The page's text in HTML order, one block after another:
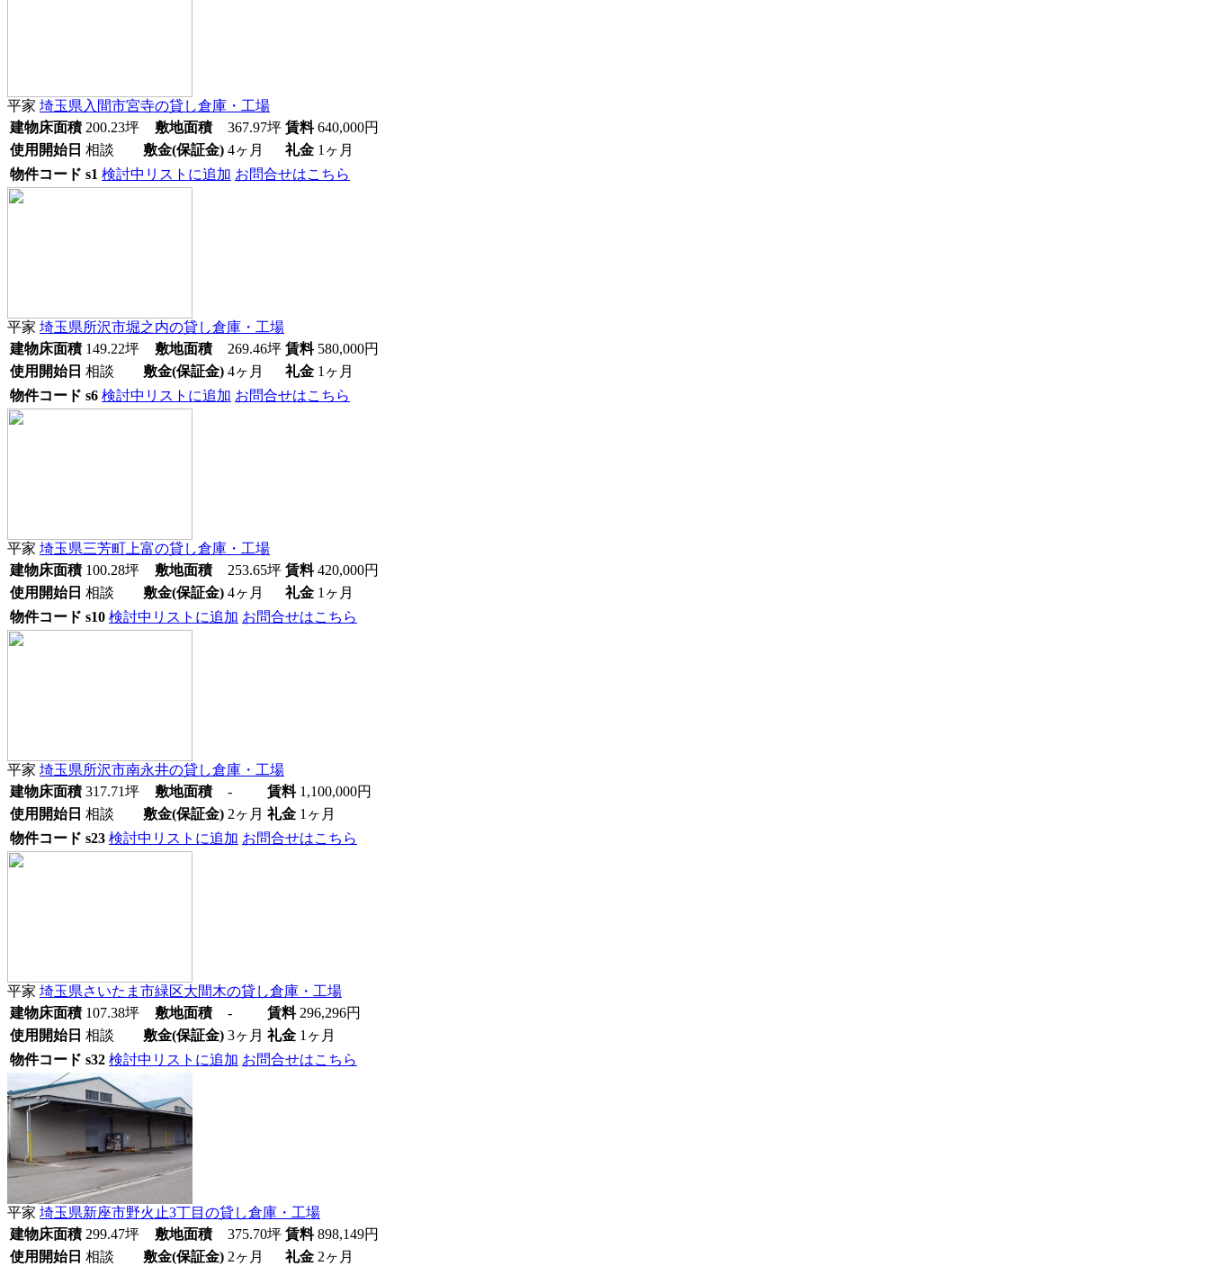
平家 埼玉県入間市宮寺の貸し倉庫・工場
建物床面積 200.23坪 敷地面積 367.97坪 賃料 640,000円
使用開始日 相談 敷金(保証金) 4ヶ月 礼金 1ヶ月
物件コード s1 検討中リストに追加 お問合せはこちら
平家 埼玉県所沢市堀之内の貸し倉庫・工場
建物床面積 149.22坪 敷地面積 269.46坪 賃料 580,000円
使用開始日 相談 敷金(保証金) 4ヶ月 礼金 1ヶ月
物件コード s6 検討中リストに追加 お問合せはこちら
平家 埼玉県三芳町上富の貸し倉庫・工場
建物床面積 100.28坪 敷地面積 253.65坪 賃料 420,000円
使用開始日 相談 敷金(保証金) 4ヶ月 礼金 1ヶ月
物件コード s10 検討中リストに追加 お問合せはこちら
平家 埼玉県所沢市南永井の貸し倉庫・工場
建物床面積 317.71坪 敷地面積 - 賃料 1,100,000円
使用開始日 相談 敷金(保証金) 2ヶ月 礼金 1ヶ月
物件コード s23 検討中リストに追加 お問合せはこちら
平家 埼玉県さいたま市緑区大間木の貸し倉庫・工場
建物床面積 107.38坪 敷地面積 - 賃料 296,296円
使用開始日 相談 敷金(保証金) 3ヶ月 礼金 1ヶ月
物件コード s32 検討中リストに追加 お問合せはこちら
平家 埼玉県新座市野火止3丁目 の貸し倉庫・工場
建物床面積 299.47坪 敷地面積 375.70坪 賃料 898,149円
使用開始日 相談 敷金(保証金) 2ヶ月 礼金 2ヶ月